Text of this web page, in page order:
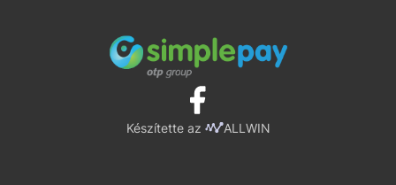
Készítette az ALLWIN